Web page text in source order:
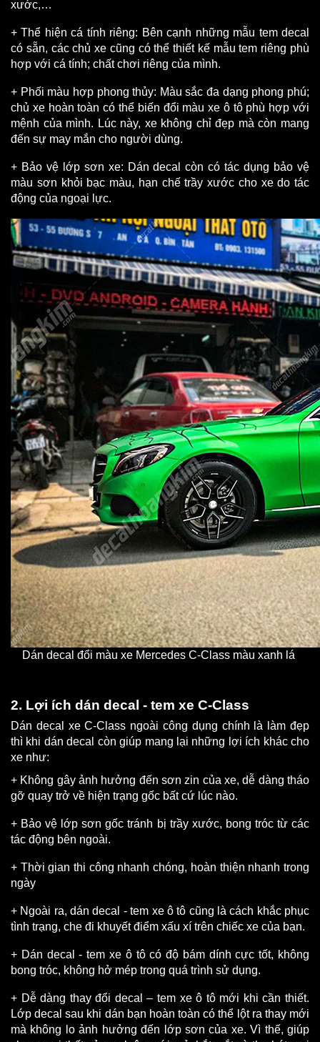
xước,…
+ Thể hiện cá tính riêng: Bên cạnh những mẫu tem decal
có sẵn, các chủ xe cũng có thể thiết kế mẫu tem riêng phù
hợp với cá tính; chất chơi riêng của mình.
+ Phối màu hợp phong thủy: Màu sắc đa dạng phong phú;
chủ xe hoàn toàn có thể biến đổi màu xe ô tô phù hợp với
mệnh của mình. Lúc này, xe không chỉ đẹp mà còn mang
đến sự may mắn cho người dùng.
+ Bảo vệ lớp sơn xe: Dán decal còn có tác dụng bảo vệ
màu sơn khỏi bạc màu, hạn chế trầy xước cho xe do tác
động của ngoại lực.
Dán decal đổi màu xe Mercedes C-Class màu xanh lá
2. Lợi ích dán decal - tem xe C-Class
Dán decal xe C-Class ngoài công dụng chính là làm đẹp
thì khi dán decal còn giúp mang lại những lợi ích khác cho
xe như:
+ Không gây ảnh hưởng đến sơn zin của xe, dễ dàng tháo
gỡ quay trở về hiện trạng gốc bất cứ lúc nào.
+ Bảo vệ lớp sơn gốc tránh bị trầy xước, bong tróc từ các
tác động bên ngoài.
+ Thời gian thi công nhanh chóng, hoàn thiện nhanh trong
ngày
+ Ngoài ra, dán decal - tem xe ô tô cũng là cách khắc phục
tình trạng, che đi khuyết điểm xấu xí trên chiếc xe của bạn.
+ Dán decal - tem xe ô tô có độ bám dính cực tốt, không
bong tróc, không hở mép trong quá trình sử dụng.
+ Dễ dàng thay đổi decal – tem xe ô tô mới khi cần thiết.
Lớp decal sau khi dán bạn hoàn toàn có thể lột ra thay mới
mà không lo ảnh hưởng đến lớp sơn của xe. Vì thế, giúp